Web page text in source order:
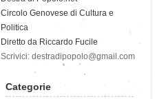
Circolo Genovese di Cultura e
Politica
Diretto da Riccardo Fucile
Scrivici: destradipopolo@gmail.com
Categorie